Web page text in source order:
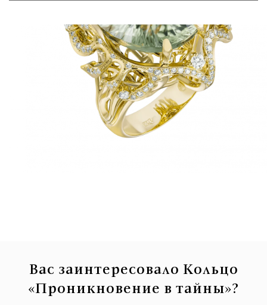
Вас заинтересовало Кольцо
«Проникновение в тайны»?